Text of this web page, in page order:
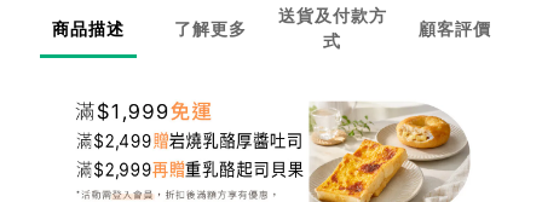
商品描述 了解更多
送貨及付款方
式
顧客評價